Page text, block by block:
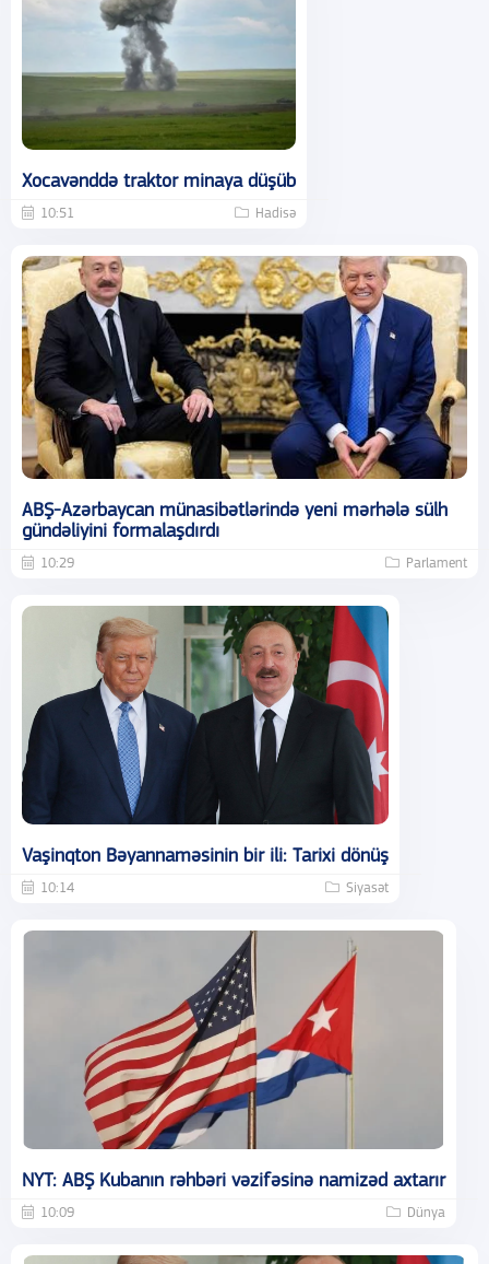
Xocavənddə traktor minaya düşüb
10:51 Hadisə
ABŞ-Azərbaycan münasibətlərində yeni mərhələ sülh
gündəliyini formalaşdırdı
10:29 Parlament
Vaşinqton Bəyannaməsinin bir ili: Tarixi dönüş
10:14 Siyasət
NYT: ABŞ Kubanın rəhbəri vəzifəsinə namizəd axtarır
10:09 Dünya